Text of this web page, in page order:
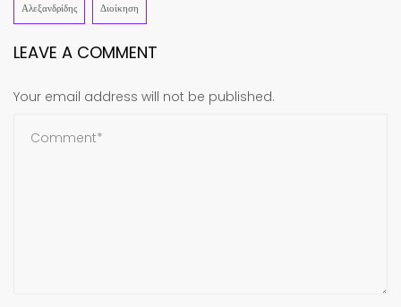
Αλεξανδρίδης Διοίκηση
LEAVE A COMMENT
Your email address will not be published.